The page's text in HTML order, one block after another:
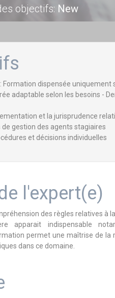
objectifs: New
: Formation dispensée
adaptable selon les besoins -
et la jurisprudence
gestion des agents stagiaires
et décisions individuelles
l'expert(e)
des règles relatives à
apparait indispensable
permet une maîtrise de
dans ce domaine.